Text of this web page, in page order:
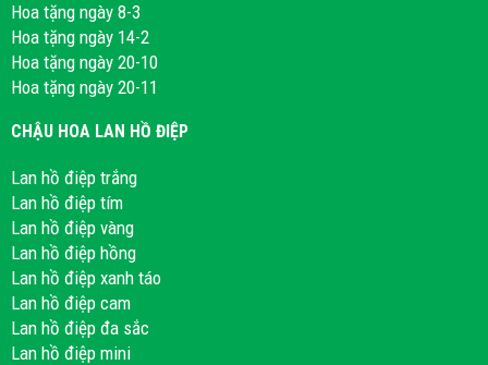
Hoa tặng ngày 8-3
Hoa tặng ngày 14-2
Hoa tặng ngày 20-10
Hoa tặng ngày 20-11
CHẬU HOA LAN HỒ ĐIỆP
Lan hồ điệp trắng
Lan hồ điệp tím
Lan hồ điệp vàng
Lan hồ điệp hồng
Lan hồ điệp xanh táo
Lan hồ điệp cam
Lan hồ điệp đa sắc
Lan hồ điệp mini